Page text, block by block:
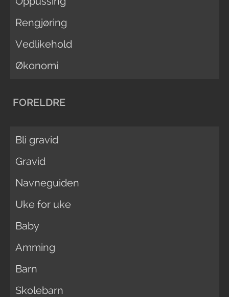
Rengjøring
Vedlikehold
Økonomi
FORELDRE
Bli gravid
Gravid
Navneguiden
Uke for uke
Baby
Amming
Barn
Skolebarn